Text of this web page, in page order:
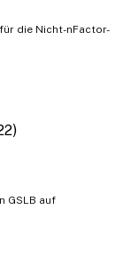
die Nicht-nFactor-
GSLB auf